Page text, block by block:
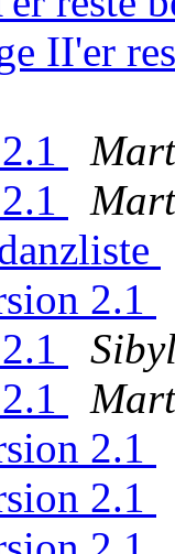
II'er
2.1
2.1
2.1